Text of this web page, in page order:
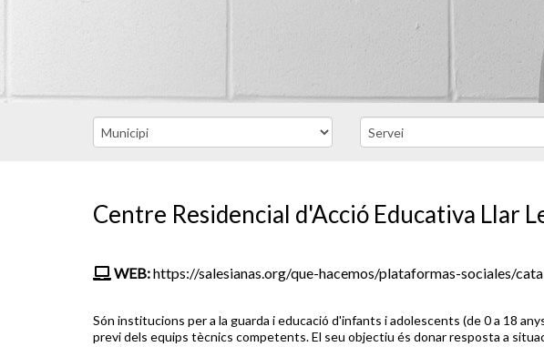
Centre Residencial d'Acció Educativa Llar
WEB:https://salesianas.org/que-hacemos/plataformas-sociales/
Són institucions per a la guarda i educació d'infants i adolescents (de 0 a 18
previ dels equips tècnics competents. El seu objectiu és donar resposta a